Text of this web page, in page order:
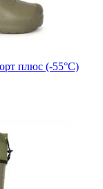
плюс (-55°С)